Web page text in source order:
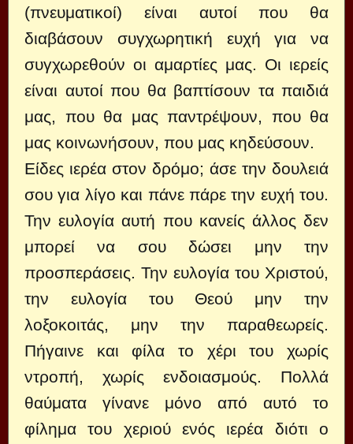
(πνευματικοί) είναι αυτοί που θα
διαβάσουν συγχωρητική ευχή για να
συγχωρεθούν οι αμαρτίες μας. Οι ιερείς
είναι αυτοί που θα βαπτίσουν τα παιδιά
μας, που θα μας παντρέψουν, που θα
μας κοινωνήσουν, που μας κηδεύσουν.
Είδες ιερέα στον δρόμο; άσε την δουλειά
σου για λίγο και πάνε πάρε την ευχή του.
Την ευλογία αυτή που κανείς άλλος δεν
μπορεί να σου δώσει μην την
προσπεράσεις. Την ευλογία του Χριστού,
την ευλογία του Θεού μην την
λοξοκοιτάς, μην την παραθεωρείς.
Πήγαινε και φίλα το χέρι του χωρίς
ντροπή, χωρίς ενδοιασμούς. Πολλά
θαύματα γίνανε μόνο από αυτό το
φίλημα του χεριού ενός ιερέα διότι ο